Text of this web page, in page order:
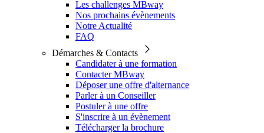
Les challenges MBway
Nos prochains évènements
Notre Actualité
FAQ
Démarches & Contacts
Candidater à une formation
Contacter MBway
Déposer une offre d'alternance
Parler à un Conseiller
Postuler à une offre
S'inscrire à un évènement
Télécharger la brochure